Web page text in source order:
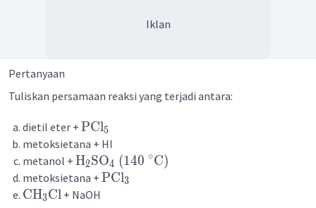
Iklan
Pertanyaan
Tuliskan persamaan reaksi yang terjadi antara:
dietil eter + PCl5
metoksietana + HI
metanol + H2SO4 (140 ∘C)
metoksietana + PCl3
CH3Cl + NaOH